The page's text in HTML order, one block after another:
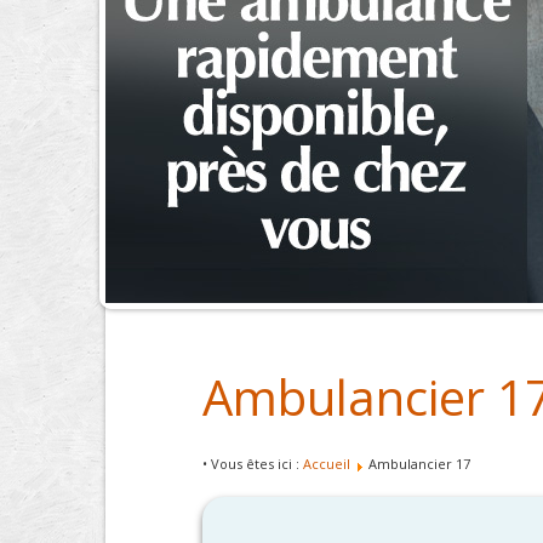
Ambulancier
• Vous êtes ici : Accueil Ambulancier 17